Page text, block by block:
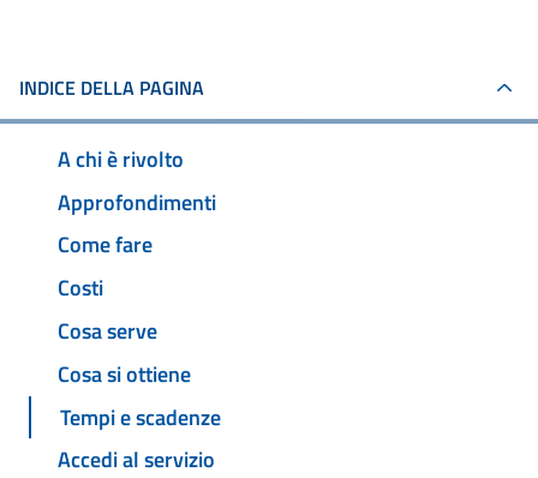
INDICE DELLA PAGINA
A chi è rivolto
Approfondimenti
Come fare
Costi
Cosa serve
Cosa si ottiene
Tempi e scadenze
Accedi al servizio